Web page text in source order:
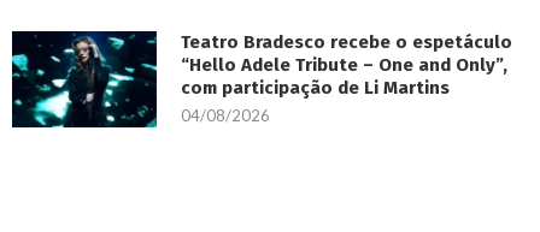
Teatro Bradesco recebe o espetáculo
“Hello Adele Tribute – One and Only”,
com participação de Li Martins
04/08/2026